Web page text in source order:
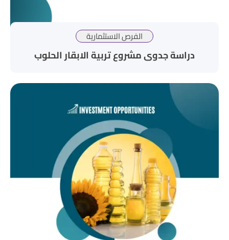
الفرص الاستثمارية
دراسة جدوى مشروع تربية الابقار الحلوب